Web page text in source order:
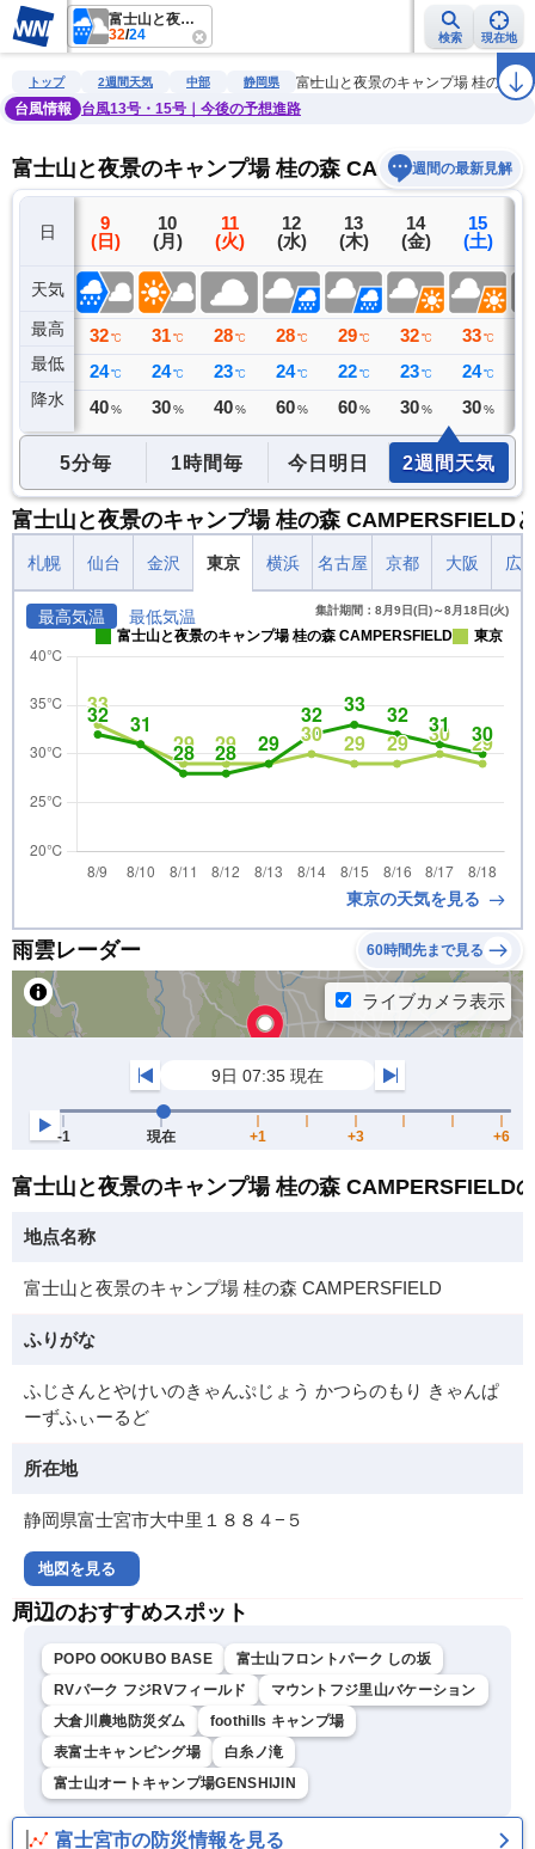
富士山と夜景のキャンプ場 桂の森 CAMPERSFIELD
32/24 検索 現在地
雨雲レーダー 台風情報 地震情報 警報・注意報 2週間天気 ラ
トップ 2週間天気 中部 静岡県
富士山と夜景のキャンプ場 桂の森
台風情報
台風13号・15号｜今後の予想進路
富士山と夜景のキャンプ場 桂の森 CAMPERSFIELD
週間の最新見解
日
天気
最高
最低
降水
8
(土)
32 ℃
25 ℃
0 ミリ
9
(日)
32 ℃
24 ℃
40 %
10
(月)
31 ℃
24 ℃
30 %
11
(火)
28 ℃
23 ℃
40 %
12
(水)
28 ℃
24 ℃
60 %
13
(木)
29 ℃
22 ℃
60 %
14
(金)
32 ℃
23 ℃
30 %
15
(土)
33 ℃
24 ℃
30 %
5分毎 1時間毎 今日明日 2週間天気
富士山と夜景のキャンプ場 桂の森 CAMPERSFIELD
札幌 仙台 金沢 東京 横浜 名古屋 京都 大阪 広
最高気温 最低気温 集計期間：8月9日(日)～8月18日(火)
富士山と夜景のキャンプ場 桂の森 CAMPERSFIELD 東京
東京の天気を見る
雨雲レーダー 60時間先まで見る
富士山と夜景のキャンプ場 桂の森 CAMPERSFIELD
地点名称
富士山と夜景のキャンプ場 桂の森 CAMPERSFIELD
ふりがな
ふじさんとやけいのきゃんぷじょう かつらのもり きゃんぱ
ーずふぃーるど
所在地
静岡県富士宮市大中里１８８４−５
地図を見る
周辺のおすすめスポット
POPO OOKUBO BASE
富士山フロントパーク しの坂
RVパーク フジRVフィールド
マウントフジ里山バケーション
大倉川農地防災ダム
foothills キャンプ場
表富士キャンピング場
白糸ノ滝
富士山オートキャンプ場GENSHIJIN
富士宮市の防災情報を見る